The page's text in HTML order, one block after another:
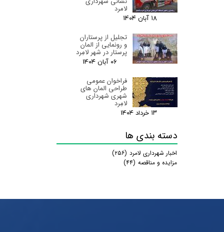
لامرد
۱۸ آبان ۰۴
تجلیل از پرستاران
و رونمایی از المان
پرستار در شهر لامِرد
۰۶ آبان ۰۴
فراخوان عمومی
طراحی المان های
شهری شهرداری
لامِرد
۱۳ خرداد ۰۴
دسته بندی ها
اخبار شهرداری لامرد (۲۵۶)
مزایده و مناقصه (۴۴)